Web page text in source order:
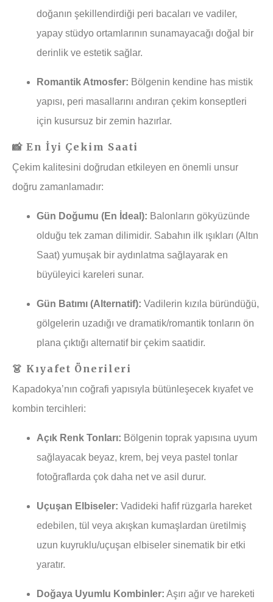
doğanın şekillendirdiği peri bacaları ve vadiler,
yapay stüdyo ortamlarının sunamayacağı doğal bir
derinlik ve estetik sağlar.
Romantik Atmosfer: Bölgenin kendine has mistik
yapısı, peri masallarını andıran çekim konseptleri
için kusursuz bir zemin hazırlar.
📸 En İyi Çekim Saati
Çekim kalitesini doğrudan etkileyen en önemli unsur
doğru zamanlamadır:
Gün Doğumu (En İdeal): Balonların gökyüzünde
olduğu tek zaman dilimidir. Sabahın ilk ışıkları (Altın
Saat) yumuşak bir aydınlatma sağlayarak en
büyüleyici kareleri sunar.
Gün Batımı (Alternatif): Vadilerin kızıla büründüğü,
gölgelerin uzadığı ve dramatik/romantik tonların ön
plana çıktığı alternatif bir çekim saatidir.
👗 Kıyafet Önerileri
Kapadokya’nın coğrafi yapısıyla bütünleşecek kıyafet ve
kombin tercihleri:
Açık Renk Tonları: Bölgenin toprak yapısına uyum
sağlayacak beyaz, krem, bej veya pastel tonlar
fotoğraflarda çok daha net ve asil durur.
Uçuşan Elbiseler: Vadideki hafif rüzgarla hareket
edebilen, tül veya akışkan kumaşlardan üretilmiş
uzun kuyruklu/uçuşan elbiseler sinematik bir etki
yaratır.
Doğaya Uyumlu Kombinler: Aşırı ağır ve hareketi